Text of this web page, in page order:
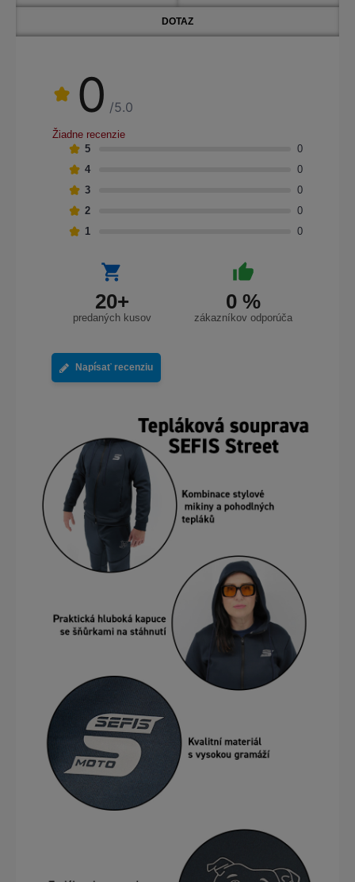
DOTAZ
0 /5.0
Žiadne recenzie
5
0
4
0
3
0
2
0
1
0
20+
predaných kusov
0 %
zákazníkov odporúča
Napísať recenziu